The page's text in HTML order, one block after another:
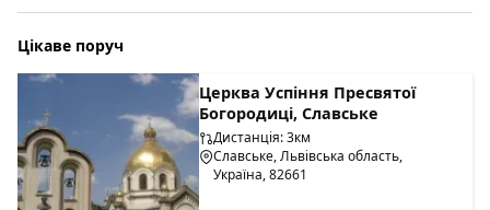
Цікаве поруч
Церква Успіння Пресвятої
Богородиці, Славське
Дистанція: 3км
Славське, Львівська область,
Україна, 82661